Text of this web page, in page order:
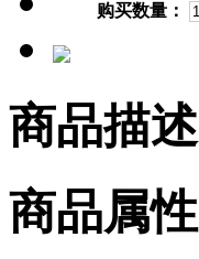
购买数量：
商品描述
商品属性